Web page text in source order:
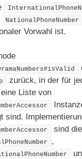
NationalPhoneNumber
Vorwahl ist.
zurück, in der für
Liste von
sind.
sind
,